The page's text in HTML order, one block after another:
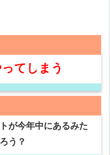
てしまう
が今年中にあるみた
う？